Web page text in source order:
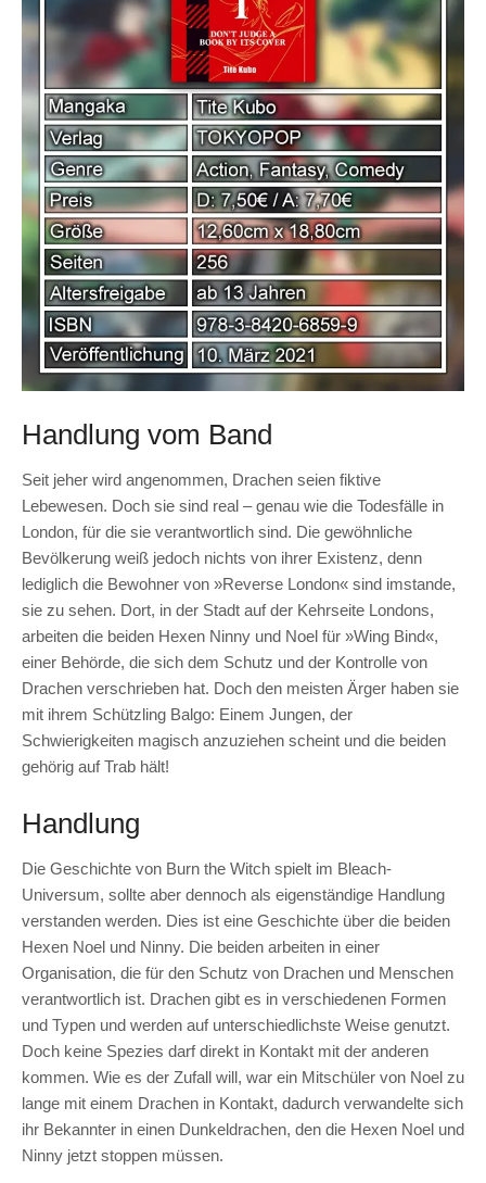
Handlung vom Band
Seit jeher wird angenommen, Drachen seien fiktive
Lebewesen. Doch sie sind real – genau wie die Todesfälle in
London, für die sie verantwortlich sind. Die gewöhnliche
Bevölkerung weiß jedoch nichts von ihrer Existenz, denn
lediglich die Bewohner von »Reverse London« sind imstande,
sie zu sehen. Dort, in der Stadt auf der Kehrseite Londons,
arbeiten die beiden Hexen Ninny und Noel für »Wing Bind«,
einer Behörde, die sich dem Schutz und der Kontrolle von
Drachen verschrieben hat. Doch den meisten Ärger haben sie
mit ihrem Schützling Balgo: Einem Jungen, der
Schwierigkeiten magisch anzuziehen scheint und die beiden
gehörig auf Trab hält!
Handlung
Die Geschichte von Burn the Witch spielt im Bleach-
Universum, sollte aber dennoch als eigenständige Handlung
verstanden werden. Dies ist eine Geschichte über die beiden
Hexen Noel und Ninny. Die beiden arbeiten in einer
Organisation, die für den Schutz von Drachen und Menschen
verantwortlich ist. Drachen gibt es in verschiedenen Formen
und Typen und werden auf unterschiedlichste Weise genutzt.
Doch keine Spezies darf direkt in Kontakt mit der anderen
kommen. Wie es der Zufall will, war ein Mitschüler von Noel zu
lange mit einem Drachen in Kontakt, dadurch verwandelte sich
ihr Bekannter in einen Dunkeldrachen, den die Hexen Noel und
Ninny jetzt stoppen müssen.